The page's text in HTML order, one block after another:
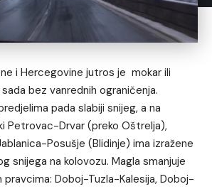
i Hercegovine jutros je mokar ili
bez vanrednih ograničenja.
pada slabiji snijeg, a na
Petrovac-Drvar (preko Oštrelja),
Posušje (Blidinje) ima izražene
snijega na kolovozu. Magla smanjuje
Doboj-Tuzla-Kalesija, Doboj-